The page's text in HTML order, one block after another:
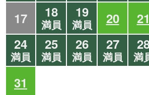
17 18
満員
19
満員 20 21
24
満員
25
満員
26
満員
27
満員 満
31